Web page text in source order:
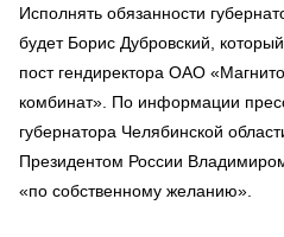
Исполнять обязанности
будет Борис Дубровский,
пост гендиректора ОАО
комбинат». По информации
губернатора Челябинской
Президентом России
«по собственному желанию».